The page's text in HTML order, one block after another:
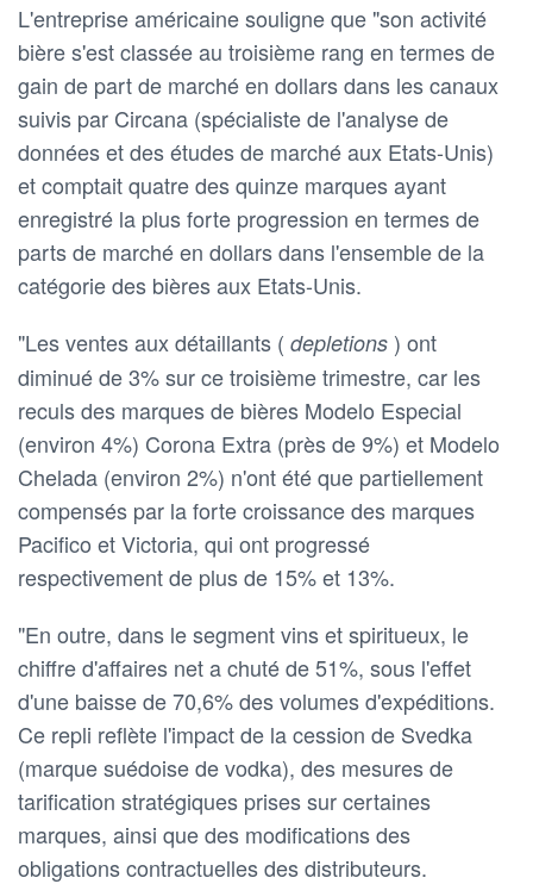
L'entreprise américaine souligne que "son activité
bière s'est classée au troisième rang en termes de
gain de part de marché en dollars dans les canaux
suivis par Circana (spécialiste de l'analyse de
données et des études de marché aux Etats-Unis)
et comptait quatre des quinze marques ayant
enregistré la plus forte progression en termes de
parts de marché en dollars dans l'ensemble de la
catégorie des bières aux Etats-Unis.
"Les ventes aux détaillants ( depletions ) ont
diminué de 3% sur ce troisième trimestre, car les
reculs des marques de bières Modelo Especial
(environ 4%) Corona Extra (près de 9%) et Modelo
Chelada (environ 2%) n'ont été que partiellement
compensés par la forte croissance des marques
Pacifico et Victoria, qui ont progressé
respectivement de plus de 15% et 13%.
"En outre, dans le segment vins et spiritueux, le
chiffre d'affaires net a chuté de 51%, sous l'effet
d'une baisse de 70,6% des volumes d'expéditions.
Ce repli reflète l'impact de la cession de Svedka
(marque suédoise de vodka), des mesures de
tarification stratégiques prises sur certaines
marques, ainsi que des modifications des
obligations contractuelles des distributeurs.